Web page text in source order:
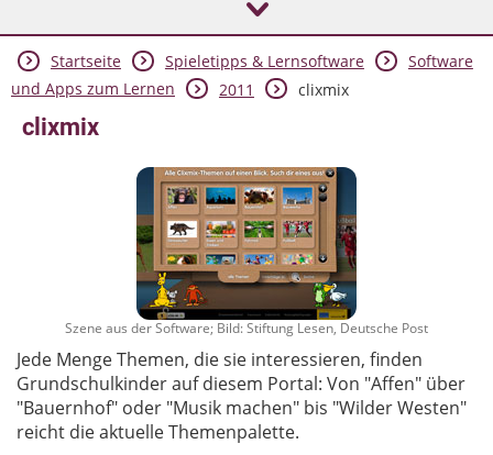
Die Jüngsten im Netz
Lexikon
Aktuelles
Startseite Spieletipps & Lernsoftware
Software
und Apps zum Lernen
2011 clixmix
clixmix
Szene aus der Software; Bild: Stiftung Lesen, Deutsche Post
Jede Menge Themen, die sie interessieren, finden
Grundschulkinder auf diesem Portal: Von "Affen" über
"Bauernhof" oder "Musik machen" bis "Wilder Westen"
reicht die aktuelle Themenpalette.